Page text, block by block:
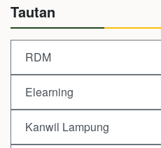
Tautan
RDM
Elearning
Kanwil Lampung